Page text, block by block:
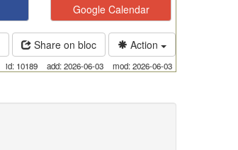
Google Calendar
Share on bloc Action
id: 10189 add: 2026-06-03 mod: 2026-06-03